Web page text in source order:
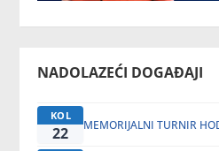
NADOLAZEĆI DOGAĐAJI
KOL
22 MEMORIJALNI TURNIR